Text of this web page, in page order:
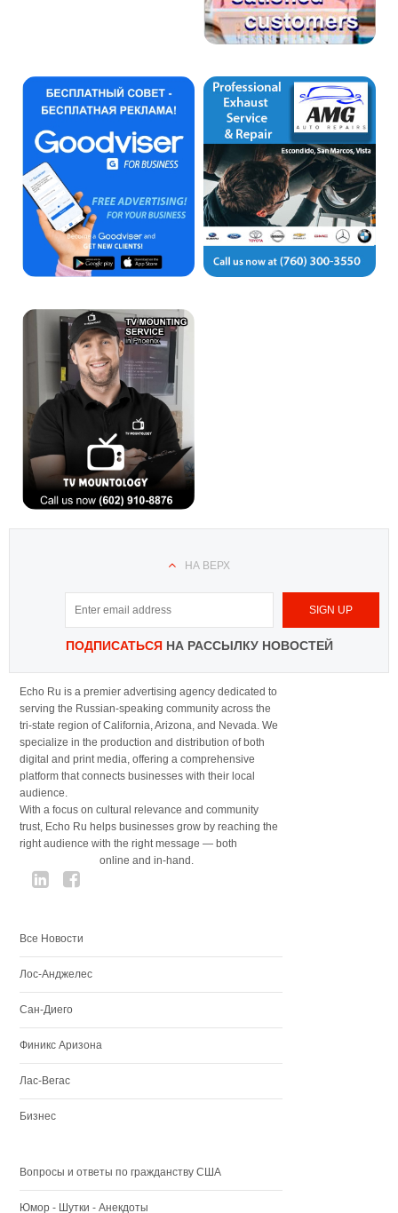
НА ВЕРХ
ПОДПИСАТЬСЯНА РАССЫЛКУ НОВОСТЕЙ
Echo Ru is a premier advertising agency dedicated to
serving the Russian-speaking community across the
tri-state region of California, Arizona, and Nevada. We
specialize in the production and distribution of both
digital and print media, offering a comprehensive
platform that connects businesses with their local
audience.
With a focus on cultural relevance and community
trust, Echo Ru helps businesses grow by reaching the
right audience with the right message — both
online and in-hand.
Все Новости
Лос-Анджелес
Сан-Диего
Финикс Аризона
Лас-Вегас
Бизнес
Вопросы и ответы по гражданству США
Юмор - Шутки - Анекдоты